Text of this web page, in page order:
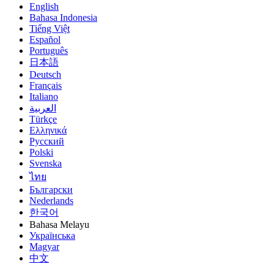
English
Bahasa Indonesia
Tiếng Việt
Español
Português
日本語
Deutsch
Français
Italiano
العربية
Türkçe
Ελληνικά
Русский
Polski
Svenska
ไทย
Български
Nederlands
한국어
Bahasa Melayu
Українська
Magyar
中文